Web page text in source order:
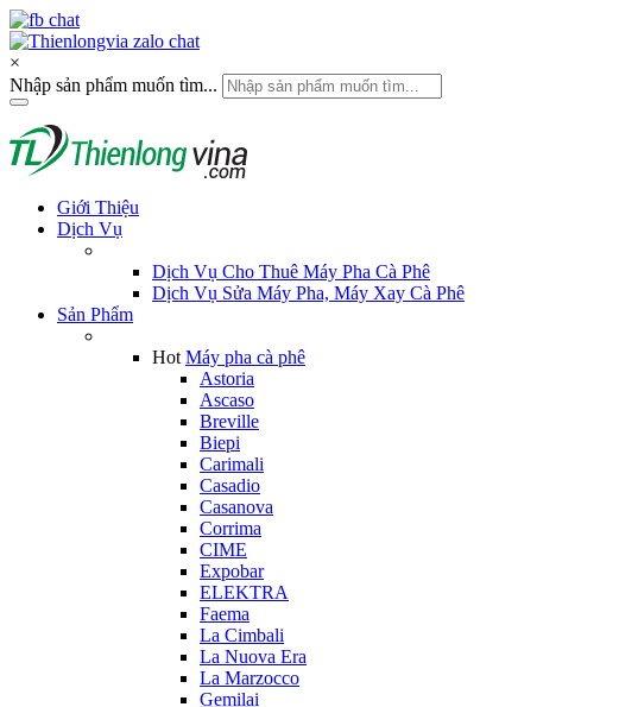
×
Nhập sản phẩm muốn tìm...
Giới Thiệu
Dịch Vụ
Dịch Vụ Cho Thuê Máy Pha Cà Phê
Dịch Vụ Sửa Máy Pha, Máy Xay Cà Phê
Sản Phẩm
Hot Máy pha cà phê
Astoria
Ascaso
Breville
Biepi
Carimali
Casadio
Casanova
Corrima
CIME
Expobar
ELEKTRA
Faema
La Cimbali
La Nuova Era
La Marzocco
Gemilai